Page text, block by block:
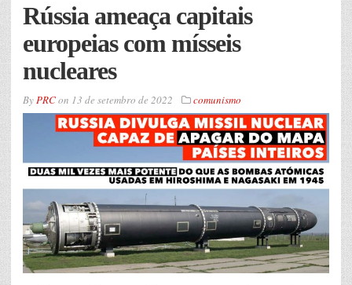
Rússia ameaça capitais
europeias com mísseis
nucleares
By PRCon 13 de setembro de 2022 comunismo